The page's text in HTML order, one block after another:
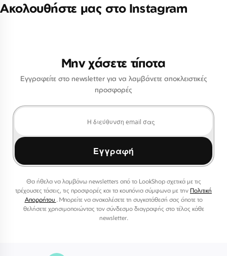
Ακολουθήστε μας στο Instagram
Μην χάσετε τίποτα
Εγγραφείτε στο newsletter για να λαμβάνετε αποκλειστικές
προσφορές
Εγγραφή
Θα ήθελα να λαμβάνω newsletters από το LookShop σχετικά με τις
τρέχουσες τάσεις, τις προσφορές και τα κουπόνια σύμφωνα με την Πολιτική
Απορρήτου . Μπορείτε να ανακαλέσετε τη συγκατάθεσή σας όποτε το
θελήσετε χρησιμοποιώντας τον σύνδεσμο διαγραφής στο τέλος κάθε
newsletter.